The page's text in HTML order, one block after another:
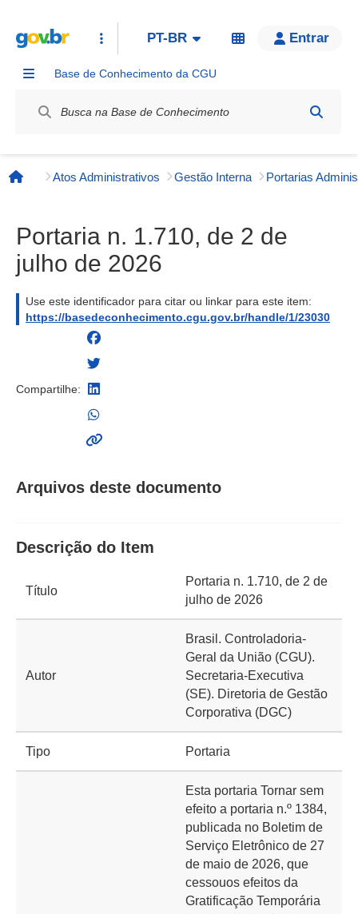
PT-BR Entrar
Base de Conhecimento da CGU
Página inicial
Atos Administrativos Gestão Interna
Portaria n. 1.710, de 2 de
julho de 2026
Use este identificador para citar ou linkar para este item:
https://basedeconhecimento.cgu.gov.br/handle/1/23030
Compartilhe:
Arquivos deste documento
Descrição do Item
Título
Portaria n. 1.710, de 2 de
julho de 2026
Autor
Brasil. Controladoria-
Geral da União (CGU).
Secretaria-Executiva
(SE). Diretoria de Gestão
Corporativa (DGC)
Tipo Portaria
Esta portaria Tornar sem
efeito a portaria n.º 1384,
publicada no Boletim de
Serviço Eletrônico de 27
de maio de 2026, que
cessouos efeitos da
Gratificação Temporária